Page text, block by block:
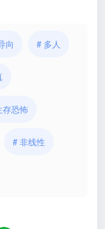
向 # 多人
存恐怖
# 非线性